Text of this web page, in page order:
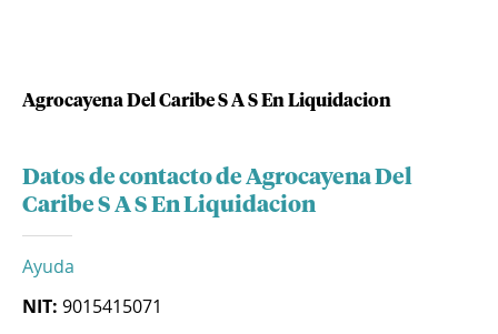
Agrocayena Del Caribe S A S En Liquidacion
Datos de contacto de Agrocayena Del
Caribe S A S En Liquidacion
Ayuda
NIT: 9015415071